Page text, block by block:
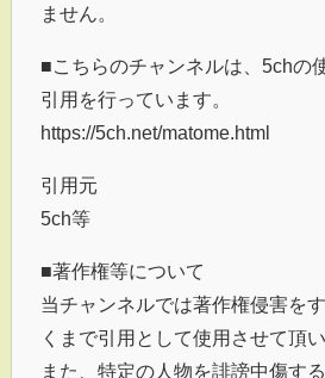
ません。
■こちらのチャンネルは、5chの
引用を行っています。
https://5ch.net/matome.html
引用元
5ch等
■著作権等について
当チャンネルでは著作権侵害を
くまで引用として使用させて頂
また、特定の人物を誹謗中傷す